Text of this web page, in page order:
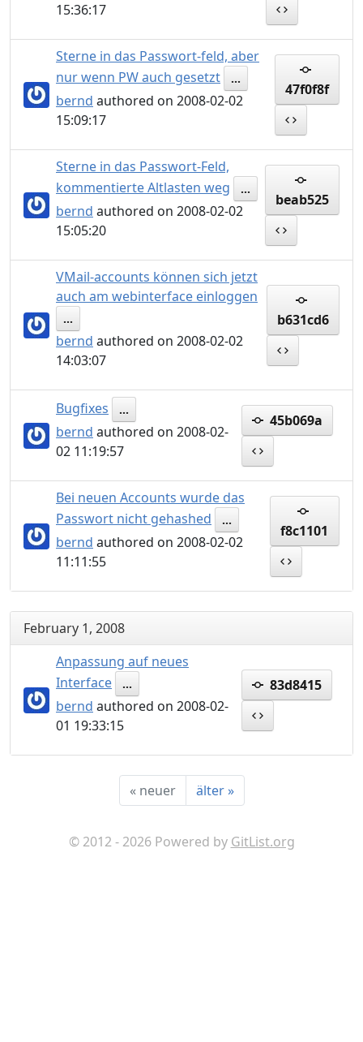
15:36:17
Sterne in das Passwort-feld, aber
nur wenn PW auch gesetzt
...
bernd authored on 2008-02-02
15:09:17
47f0f8f
Sterne in das Passwort-Feld,
kommentierte Altlasten weg
...
bernd authored on 2008-02-02
15:05:20
beab525
VMail-accounts können sich jetzt
auch am webinterface einloggen
...
bernd authored on 2008-02-02
14:03:07
b631cd6
Bugfixes ...
bernd authored on 2008-02-
02 11:19:57
45b069a
Bei neuen Accounts wurde das
Passwort nicht gehashed
...
bernd authored on 2008-02-02
11:11:55
f8c1101
February 1, 2008
Anpassung auf neues
Interface
...
bernd authored on 2008-02-
01 19:33:15
83d8415
« neuer älter »
© 2012 - 2026 Powered by GitList.org